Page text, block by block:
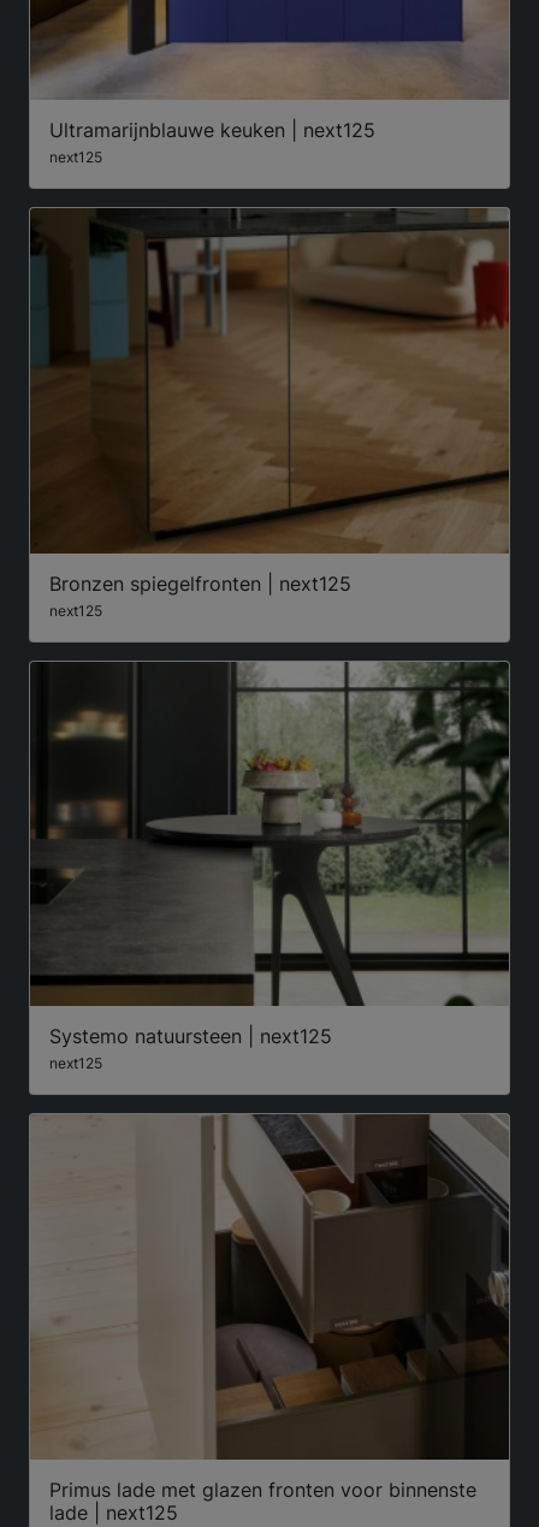
Ultramarijnblauwe keuken | next125
next125
Bronzen spiegelfronten | next125
next125
Systemo natuursteen | next125
next125
Primus lade met glazen fronten voor binnenste
lade | next125